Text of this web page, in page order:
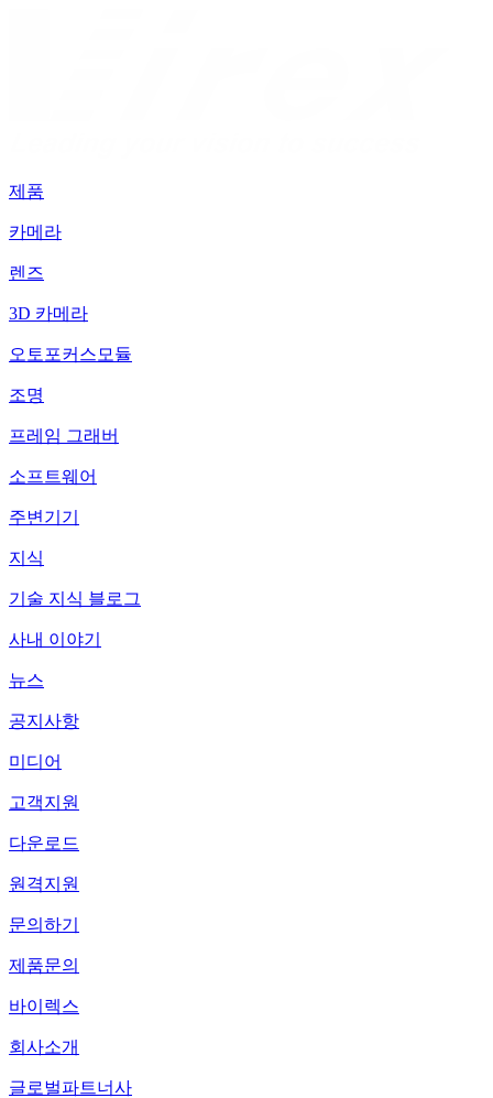
제품
카메라
렌즈
3D 카메라
오토포커스모듈
조명
프레임 그래버
소프트웨어
주변기기
지식
기술 지식 블로그
사내 이야기
뉴스
공지사항
미디어
고객지원
다운로드
원격지원
문의하기
제품문의
바이렉스
회사소개
글로벌파트너사